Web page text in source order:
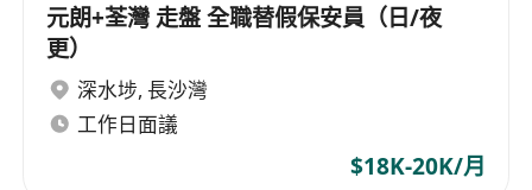
元朗+荃灣 走盤 全職替假保安員（日/夜
更）
深水埗, 長沙灣
工作日面議
$18K-20K/月